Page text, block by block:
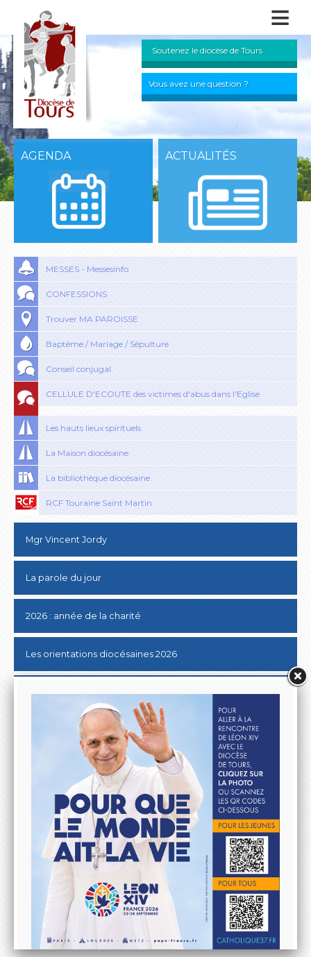
≡
Soutenez le diocèse de Tours
Vous avez une question ?
AGENDA ACTUALITÉS
MESSES - Messesinfo
CONFESSIONS
Trouver MA PAROISSE
Baptême / Mariage / Sépulture
Conseil conjugal
CELLULE D'ECOUTE des victimes d'abus dans l'Eglise
Les hauts lieux spirituels
La Maison diocésaine
La bibliothèque diocésaine
RCF Touraine Saint Martin
Mgr Vincent Jordy
La parole du jour
2026 : année de la charité
Les orientations diocésaines 2026
Donner au Denier
10 & 20 km de Tours
Lutter contre les ABUS SEXUELS dans l'Eglise
Aller à la rencontre du Pape